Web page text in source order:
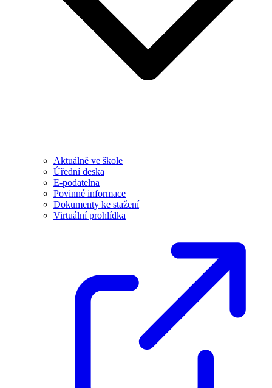
Aktuálně ve škole
Úřední deska
E-podatelna
Povinné informace
Dokumenty ke stažení
Virtuální prohlídka